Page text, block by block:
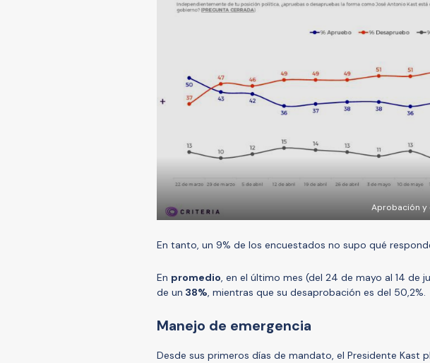
Aprobación y
En tanto, un 9% de los encuestados no supo qué
En promedio, en el último mes (del 24 de mayo al 14 de
de un 38%, mientras que su desaprobación es del 50,2%.
Manejo de emergencia
Desde sus primeros días de mandato, el Presidente Kast